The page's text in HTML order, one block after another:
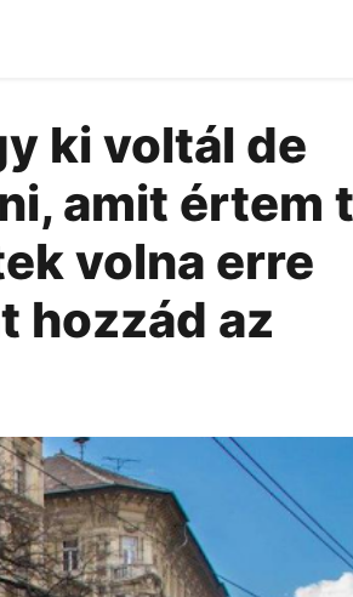
ki voltál de
amit értem
volna erre
hozzád az